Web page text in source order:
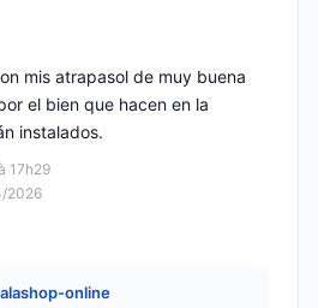
17h29
2026
mis atrapasol de muy buena
el bien que hacen en la
instalados.
online